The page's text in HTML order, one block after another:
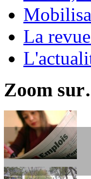
La
Zoom